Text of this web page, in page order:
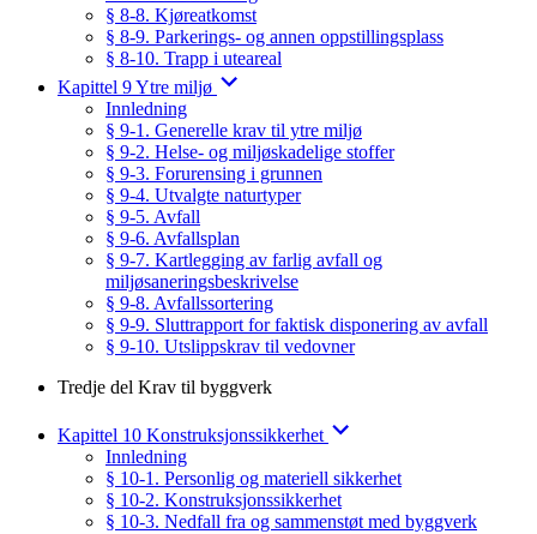
§ 8-8. Kjøreatkomst
§ 8-9. Parkerings- og annen oppstillingsplass
§ 8-10. Trapp i uteareal
Kapittel 9 Ytre miljø
Innledning
§ 9-1. Generelle krav til ytre miljø
§ 9-2. Helse- og miljøskadelige stoffer
§ 9-3. Forurensing i grunnen
§ 9-4. Utvalgte naturtyper
§ 9-5. Avfall
§ 9-6. Avfallsplan
§ 9-7. Kartlegging av farlig avfall og
miljøsaneringsbeskrivelse
§ 9-8. Avfallssortering
§ 9-9. Sluttrapport for faktisk disponering av avfall
§ 9-10. Utslippskrav til vedovner
Tredje del Krav til byggverk
Kapittel 10 Konstruksjonssikkerhet
Innledning
§ 10-1. Personlig og materiell sikkerhet
§ 10-2. Konstruksjonssikkerhet
§ 10-3. Nedfall fra og sammenstøt med byggverk